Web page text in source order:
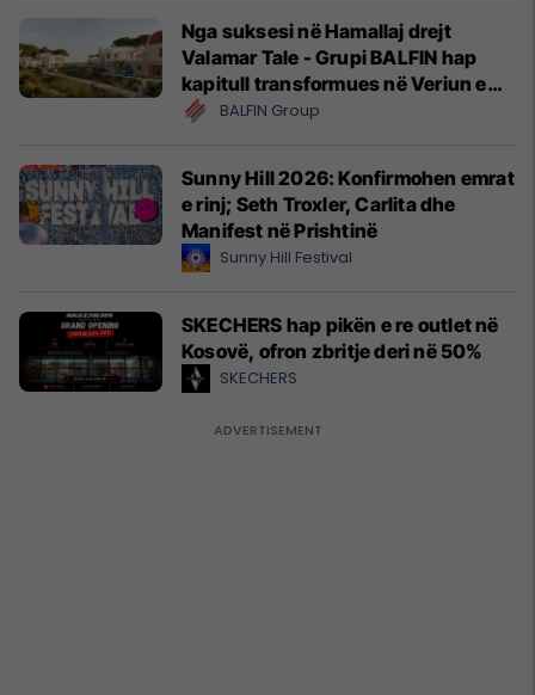
Nga suksesi në Hamallaj drejt
Valamar Tale - Grupi BALFIN hap
kapitull transformues në Veriun e
Shqipërisë
BALFIN Group
Sunny Hill 2026: Konfirmohen emrat
e rinj; Seth Troxler, Carlita dhe
Manifest në Prishtinë
Sunny Hill Festival
SKECHERS hap pikën e re outlet në
Kosovë, ofron zbritje deri në 50%
SKECHERS